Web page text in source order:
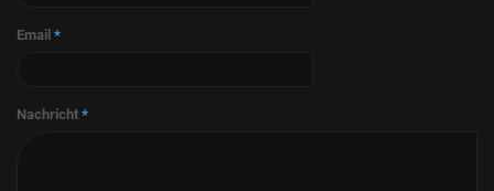
Email *
Nachricht *